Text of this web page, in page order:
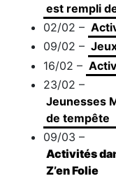
est rempli
02/02 –
09/02 –
16/02 –
23/02 –
Jeunesses
de tempête
09/03 –
Activités
Z’en Folie